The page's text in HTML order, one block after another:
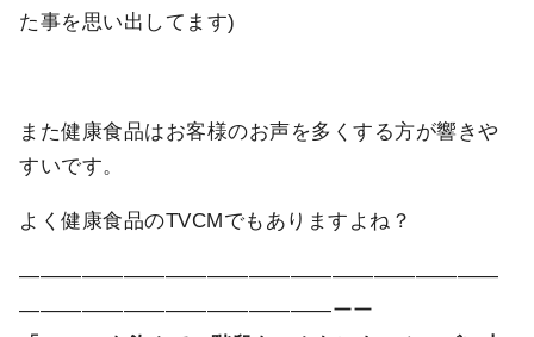
た事を思い出してます)
また健康食品はお客様のお声を多くする方が響きや
すいです。
よく健康食品のTVCMでもありますよね？
―――――――――――――――――――――――
―――――――――――――――ーー